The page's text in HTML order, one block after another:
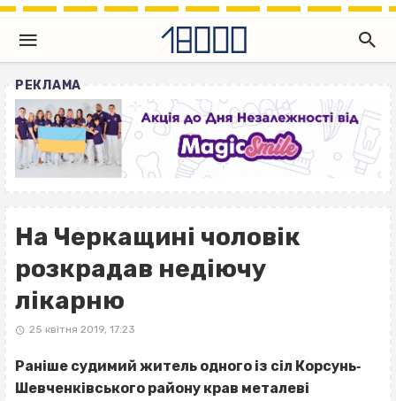
РЕКЛАМА
На Черкащині чоловік
розкрадав недіючу
лікарню
25 квітня 2019, 17:23
Раніше судимий житель одного із сіл Корсунь‐
Шевченківського району крав металеві